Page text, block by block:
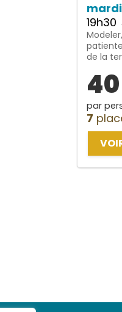
19h30
de la
par
7